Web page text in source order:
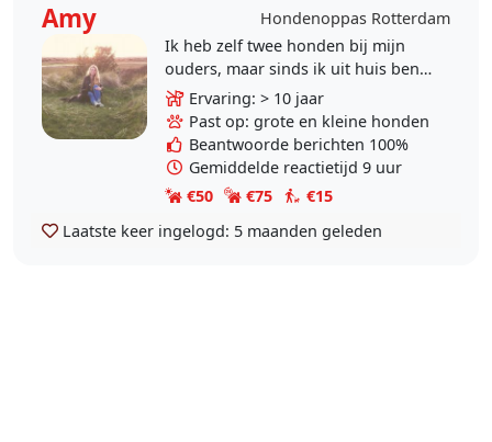
Amy
Hondenoppas Rotterdam
Ik heb zelf twee honden bij mijn
ouders, maar sinds ik uit huis ben
gegaan om te studeren (en
onderhouden werkend ;) )mis ik het
ontzettend om een..
Ervaring: > 10 jaar
Past op: grote en kleine honden
Beantwoorde berichten 100%
Gemiddelde reactietijd 9 uur
€50
€75
€15
Laatste keer ingelogd: 5 maanden geleden